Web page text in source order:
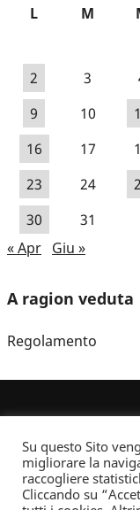
L M
2
3
9
10
16
17
23
24
30
31
« Apr Giu »
A ragion veduta
Regolamento
Dove non
Su questo Sito
migliorare la
raccogliere
Cliccando su